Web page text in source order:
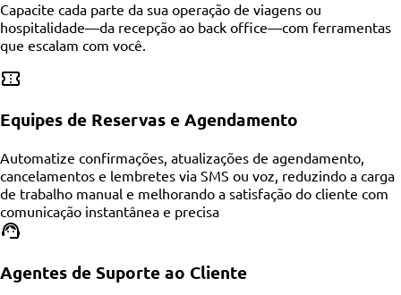
Capacite cada parte da sua operação de viagens ou
hospitalidade—da recepção ao back office—com ferramentas
que escalam com você.
Equipes de Reservas e Agendamento
Automatize confirmações, atualizações de agendamento,
cancelamentos e lembretes via SMS ou voz, reduzindo a carga
de trabalho manual e melhorando a satisfação do cliente com
comunicação instantânea e precisa
Agentes de Suporte ao Cliente